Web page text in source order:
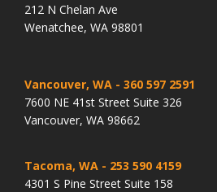
212 N Chelan Ave
Wenatchee, WA 98801
Vancouver, WA - 360 597 2591
7600 NE 41st Street Suite 326
Vancouver, WA 98662
Tacoma, WA - 253 590 4159
4301 S Pine Street Suite 158